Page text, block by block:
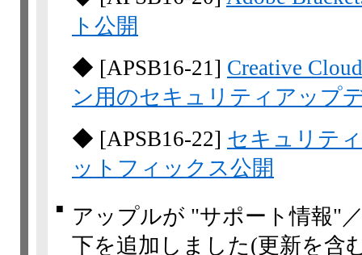
ト公開
◆ [APSB16-21] Creative
ン用のセキュリティアップ
◆ [APSB16-22] セキュリテ
ットフィックス公開
■
アップルが "サポート情報"
下を追加しました(更新を含